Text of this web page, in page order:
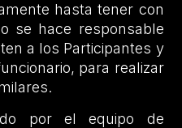
hasta tener con
se hace responsable
a los Participantes y
para realizar
por el equipo de